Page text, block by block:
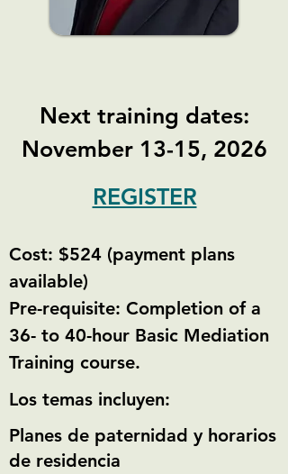
Next training dates:
November 13-15, 2026
REGISTER
Cost: $524 (payment plans
available)
Pre-requisite: Completion of a
36- to 40-hour Basic Mediation
Training course.
Los temas incluyen:
Planes de paternidad y horarios
de residencia